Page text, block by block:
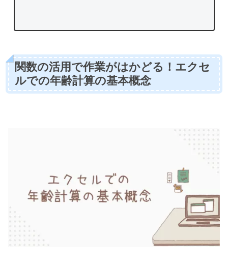
関数の活用で作業がはかどる！エクセ
ルでの年齢計算の基本概念